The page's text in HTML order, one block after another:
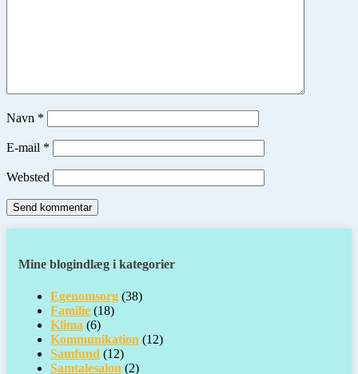
Navn *
E-mail *
Websted
Mine blogindlæg i kategorier
Egenomsorg (38)
Familie (18)
Klima (6)
Kommunikation (12)
Samfund (12)
Samtalesalon (2)